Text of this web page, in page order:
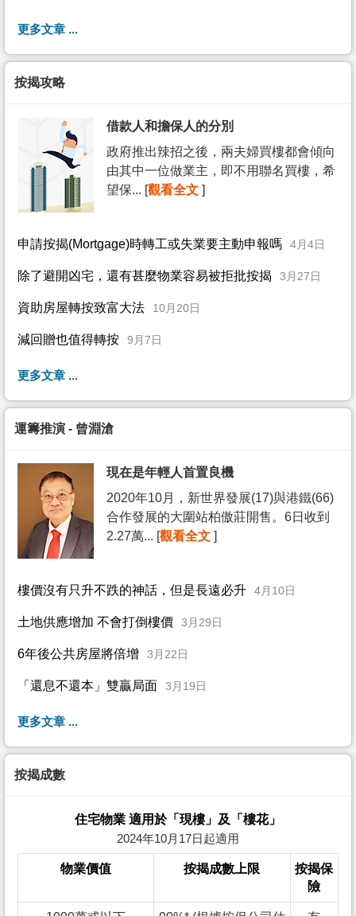
更多文章 ...
按揭攻略
借款人和擔保人的分別
政府推出辣招之後，兩夫婦買樓都會傾向
由其中一位做業主，即不用聯名買樓，希
望保... [觀看全文 ]
申請按揭(Mortgage)時轉工或失業要主動申報嗎 4月4日
除了避開凶宅，還有甚麼物業容易被拒批按揭 3月27日
資助房屋轉按致富大法 10月20日
減回贈也值得轉按 9月7日
更多文章 ...
運籌推演 - 曾淵滄
現在是年輕人首置良機
2020年10月，新世界發展(17)與港鐵(66)
合作發展的大圍站柏傲莊開售。6日收到
2.27萬... [觀看全文 ]
樓價沒有只升不跌的神話，但是長遠必升 4月10日
土地供應增加 不會打倒樓價 3月29日
6年後公共房屋將倍增 3月22日
「還息不還本」雙贏局面 3月19日
更多文章 ...
按揭成數
住宅物業 適用於「現樓」及「樓花」
2024年10月17日起適用
物業價值 按揭成數上限
按揭保
險